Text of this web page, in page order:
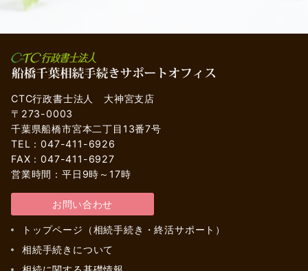
CTC行政書士法人 大神宮支店
〒273-0003
千葉県船橋市宮本二丁目13番7号
TEL：047-411-6926
FAX：047-411-6927
営業時間：平日9時～17時
お問い合わせ
トップページ（相続手続き・終活サポート）
相続手続きについて